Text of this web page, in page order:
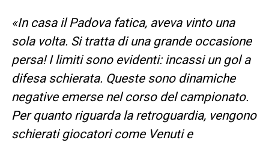
«In casa il Padova fatica, aveva vinto una
sola volta. Si tratta di una grande occasione
persa! I limiti sono evidenti: incassi un gol a
difesa schierata. Queste sono dinamiche
negative emerse nel corso del campionato.
Per quanto riguarda la retroguardia, vengono
schierati giocatori come Venuti e